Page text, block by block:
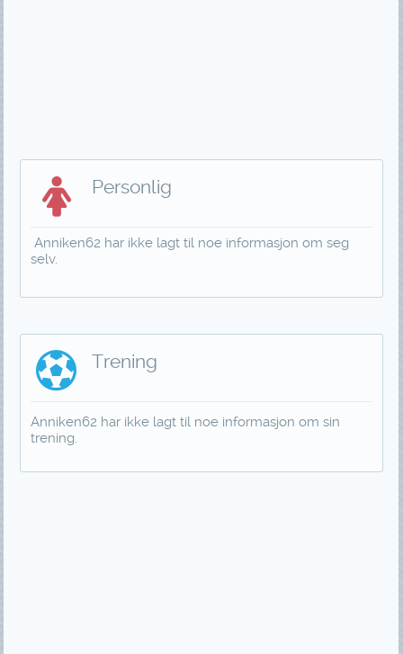
Personlig
Anniken62 har ikke lagt til noe informasjon om seg
selv.
Trening
Anniken62 har ikke lagt til noe informasjon om sin
trening.